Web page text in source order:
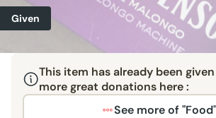
Given
This item has already been
more great donations here :
See more of "Food"